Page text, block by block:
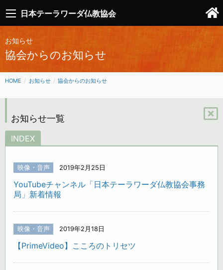
日本テーラワーダ仏教協会
お知らせ
協会からのお知らせ
HOME お知らせ 協会からのお知らせ
お知らせ一覧
INDEX
映像・音声 2019年2月25日
YouTubeチャンネル「日本テーラワーダ仏教協会事務
局」新着情報
映像・音声 2019年2月18日
【PrimeVideo】こころのトリセツ